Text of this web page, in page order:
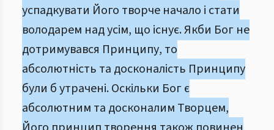
успадкувати Його творче начало і стати
володарем над усім, що існує. Якби Бог не
дотримувався Принципу, то
абсолютність та досконалість Принципу
були б утрачені. Оскільки Бог є
абсолютним та досконалим Творцем,